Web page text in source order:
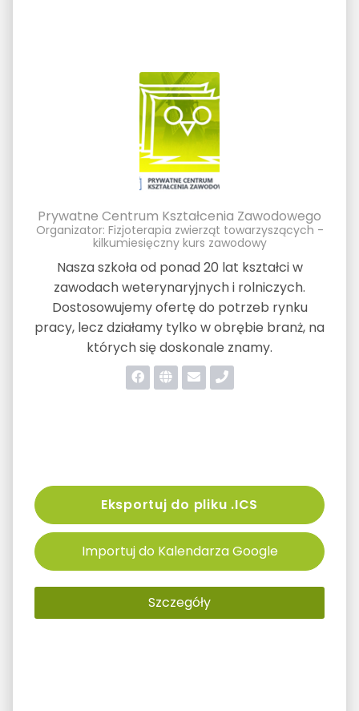
Prywatne Centrum Kształcenia Zawodowego
Organizator: Fizjoterapia zwierząt towarzyszących -
kilkumiesięczny kurs zawodowy
Nasza szkoła od ponad 20 lat kształci w
zawodach weterynaryjnych i rolniczych.
Dostosowujemy ofertę do potrzeb rynku
pracy, lecz działamy tylko w obrębie branż, na
których się doskonale znamy.
Eksportuj do pliku .ICS
Importuj do Kalendarza Google
Szczegóły